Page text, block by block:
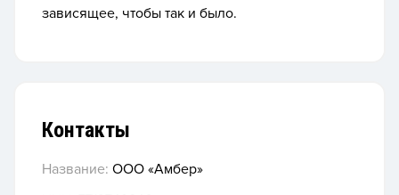
зависящее, чтобы так и было.
Контакты
Название: ООО «Амбер»